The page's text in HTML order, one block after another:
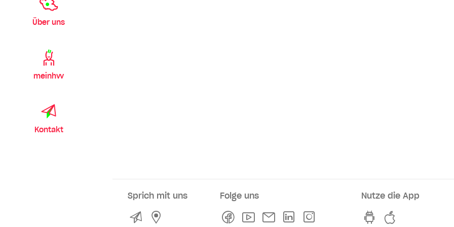
Über uns
meinhvv
Kontakt
Sprich mit uns
KontaktService- und Verkaufsstellen
Folge uns
FacebookYoutubeNewsletterLinkedln
Nutze die App
hvv switch App